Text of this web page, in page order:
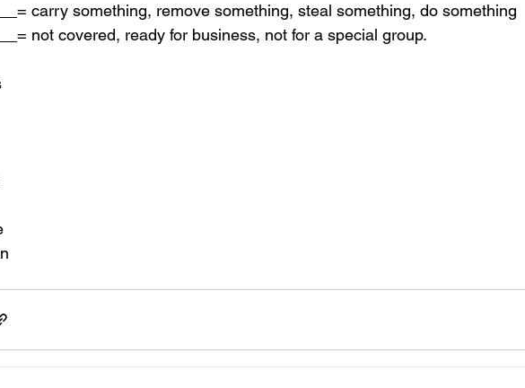
= carry something, remove something, steal something, do something
= not covered, ready for business, not for a special group.